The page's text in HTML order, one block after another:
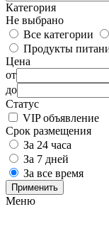
Категория
Не выбрано
Все категории
Продукты
Цена
от
до
Статус
VIP объявление
Срок размещения
За 24 часа
За 7 дней
За все время
Применить
Меню